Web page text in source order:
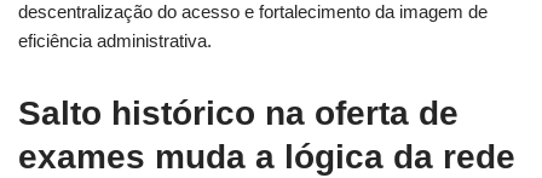
descentralização do acesso e fortalecimento da imagem de
eficiência administrativa.
Salto histórico na oferta de
exames muda a lógica da rede